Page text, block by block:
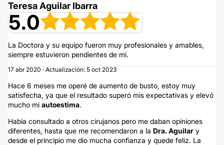
Teresa Aguilar Ibarra
5.0
La Doctora y su equipo fueron muy profesionales y amables,
siempre estuvieron pendientes de mí.
17 abr 2020 · Actualización: 5 oct 2023
Hace 6 meses me operé de aumento de busto, estoy muy
satisfecha, ya que el resultado superó mis expectativas y elevó
mucho mi autoestima.
Había consultado a otros cirujanos pero me daban opiniones
diferentes, hasta que me recomendaron a la Dra. Aguilar y
desde el principio me dio mucha confianza y quede feliz. La